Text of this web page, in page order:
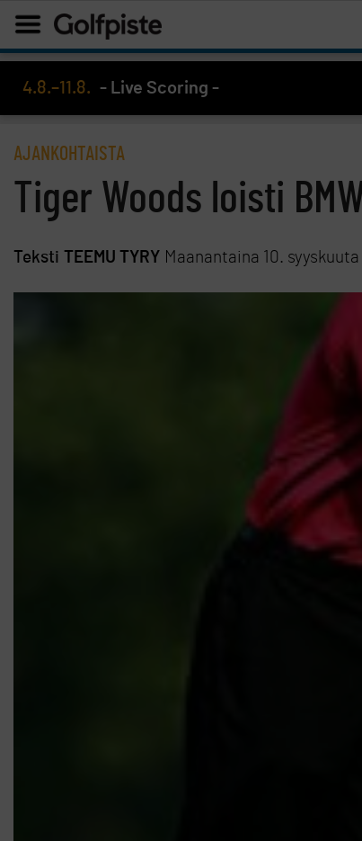
4.8.–11.8. - Live Scoring -
AJANKOHTAISTA
Tiger Woods loisti
Teksti TEEMU TYRY Maanantaina 10.